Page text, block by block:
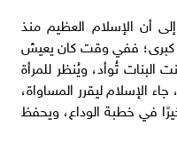
أن الإسلام العظيم منذ
كبرى؛ ففي وقت كان يعيش
البنات تُوأد، ويُنظر للمرأة
الإسلام ليقرر المساواة،
في خطبة الوداع، ويحفظ